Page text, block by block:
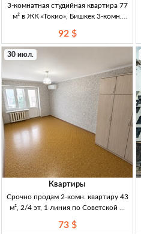
3-комнатная студийная квартира 77
м² в ЖК «Токио», Бишкек 3-комн.
й блок, ПСО, дом сдан, центр.
отопл., р-н Техно Парк
92 $
30 июл.
Квартиры
Срочно продам 2-комн. квартиру 43
м², 2/4 эт, 1 линия по Советской —
Советская (Скрябина/Советская),
73 $